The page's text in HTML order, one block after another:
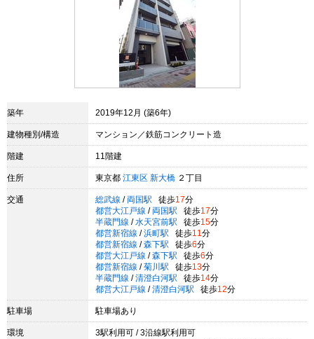
築年 2019年12月 (築6年)
建物種別/構造 マンション／鉄筋コンクリート造
階建 11階建
住所 東京都 江東区 新大橋 ２丁目
交通 総武線 / 両国駅 徒歩17分
都営大江戸線 / 両国駅 徒歩17分
半蔵門線 / 水天宮前駅 徒歩15分
都営新宿線 / 浜町駅 徒歩11 分
都営新宿線 / 森下駅 徒歩6分
都営大江戸線 / 森下駅 徒歩6分
都営新宿線 / 菊川駅 徒歩13分
半蔵門線 / 清澄白河駅 徒歩14分
都営大江戸線 / 清澄白河駅 徒歩12分
駐車場 駐車場あり
環境
3駅利用可 / 3沿線駅利用可